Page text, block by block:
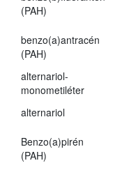
(PAH)
benzo(a)antracén
(PAH)
alternariol-
monometiléter
alternariol
Benzo(a)pirén
(PAH)